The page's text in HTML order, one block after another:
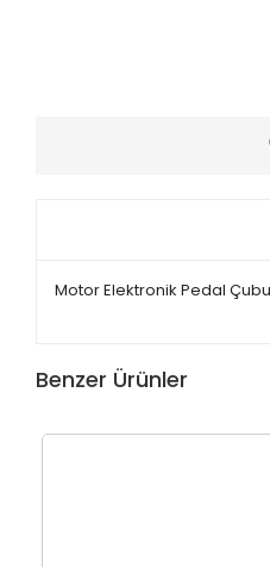
Motor Elektronik Pedal
Benzer Ürünler